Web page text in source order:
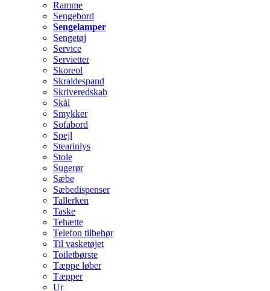
Ramme
Sengebord
Sengelamper
Sengetøj
Service
Servietter
Skoreol
Skraldespand
Skriveredskab
Skål
Smykker
Sofabord
Spejl
Stearinlys
Stole
Sugerør
Sæbe
Sæbedispenser
Tallerken
Taske
Tehætte
Telefon tilbehør
Til vasketøjet
Toiletbørste
Tæppe løber
Tæpper
Ur